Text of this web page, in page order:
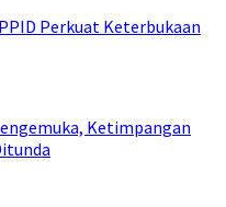
Perkuat Keterbukaan
Ketimpangan